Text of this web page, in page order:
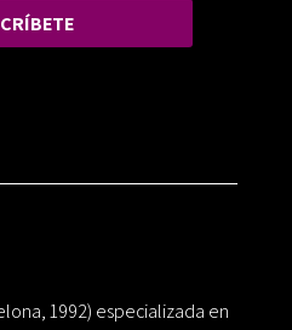
1992) especializada en